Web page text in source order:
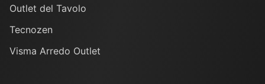
Outlet del Tavolo
Tecnozen
Visma Arredo Outlet